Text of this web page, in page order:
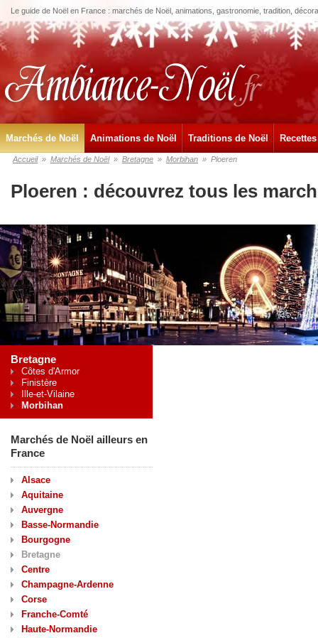
Le guide de Noël en France : marchés de Noël, animations, gastronomie, tradition,
Marchés de Noël Animations de Noël Traditions de Noël
Accueil » Marchés de Noël » Bretagne » Morbihan » Ploeren
Ploeren : découvrez tous les
Bretagne
Côtes d'Armor
Finistère
Ille-et-Vilaine
Morbihan
Marchés de Noël ailleurs en
France
Alsace
Aquitaine
Auvergne
Basse-Normandie
Bourgogne
Bretagne
Centre
Champagne-Ardenne
Corse
Franche-Comté
Haute-Normandie